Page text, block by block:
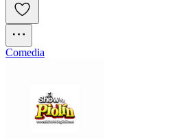
Comedia